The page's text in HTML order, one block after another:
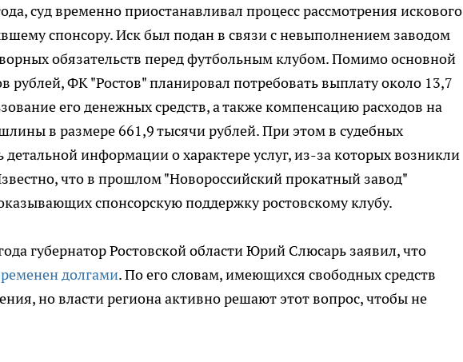
суд временно приостанавливал процесс рассмотрения искового
спонсору. Иск был подан в связи с невыполнением заводом
обязательств перед футбольным клубом. Помимо основной
рублей, ФК "Ростов" планировал потребовать выплату около 13,7
его денежных средств, а также компенсацию расходов на
в размере 661,9 тысячи рублей. При этом в судебных
информации о характере услуг, из-за которых возникли
что в прошлом "Новороссийский прокатный завод"
спонсорскую поддержку ростовскому клубу.
губернатор Ростовской области Юрий Слюсарь заявил, что
долгами. По его словам, имеющихся свободных средств
но власти региона активно решают этот вопрос, чтобы не